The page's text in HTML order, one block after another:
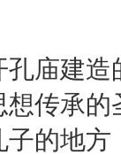
孔庙建造
想传承的
子的地方